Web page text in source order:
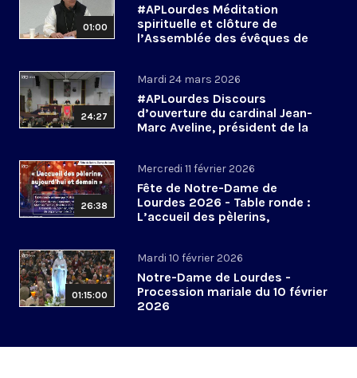
01:00
#APLourdes Méditation
spirituelle et clôture de
l’Assemblée des évêques de
24:27
Mardi 24 mars 2026
#APLourdes Discours
d’ouverture du cardinal Jean-
Marc Aveline, président de la
26:38
Mercredi 11 février 2026
Fête de Notre-Dame de
Lourdes 2026 - Table ronde :
L’accueil des pèlerins,
01:15:00
Mardi 10 février 2026
Notre-Dame de Lourdes -
Procession mariale du 10 février
2026